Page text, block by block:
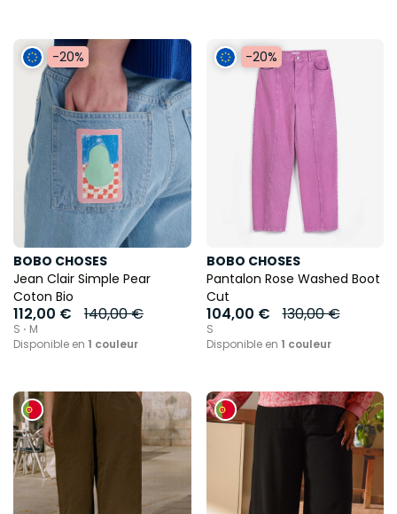
-20%
BOBO CHOSES
Jean Clair Simple Pear
Coton Bio
112,00 € 140,00 €
S ⋅ M
Disponible en 1 couleur
-20%
BOBO CHOSES
Pantalon Rose Washed Boot
Cut
104,00 € 130,00 €
S
Disponible en 1 couleur